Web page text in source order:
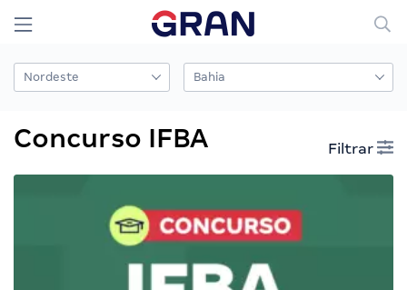
Concurso IFBA Filtrar